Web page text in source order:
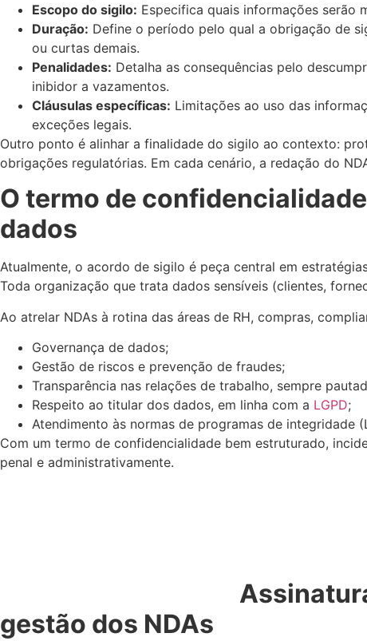
Escopo do sigilo: Especifica quais informações serão
Duração: Define o período pelo qual a obrigação de
ou curtas demais.
Penalidades: Detalha as consequências pelo
inibidor a vazamentos.
Cláusulas específicas: Limitações ao uso das
exceções legais.
Outro ponto é alinhar a finalidade do sigilo ao contexto:
obrigações regulatórias. Em cada cenário, a redação do
O termo de
dados
Atualmente, o acordo de sigilo é peça central em
Toda organização que trata dados sensíveis (clientes,
Ao atrelar NDAs à rotina das áreas de RH, compras,
Governança de dados;
Gestão de riscos e prevenção de fraudes;
Transparência nas relações de trabalho, sempre
Respeito ao titular dos dados, em linha com a LGPD;
Atendimento às normas de programas de integridade
Com um termo de confidencialidade bem estruturado,
penal e administrativamente.
gestão dos NDAs